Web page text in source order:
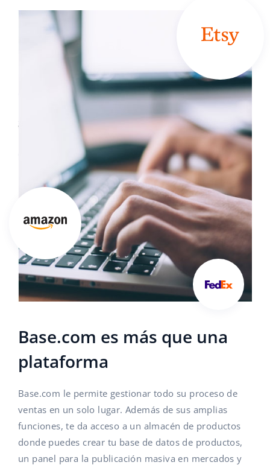
Base.com es más que una
plataforma
Base.com le permite gestionar todo su proceso de
ventas en un solo lugar. Además de sus amplias
funciones, te da acceso a un almacén de productos
donde puedes crear tu base de datos de productos,
un panel para la publicación masiva en mercados y